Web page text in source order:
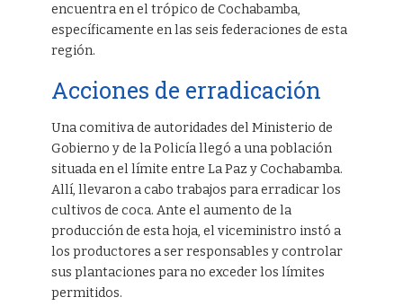
encuentra en el trópico de Cochabamba,
específicamente en las seis federaciones de esta
región.
Acciones de erradicación
Una comitiva de autoridades del Ministerio de
Gobierno y de la Policía llegó a una población
situada en el límite entre La Paz y Cochabamba.
Allí, llevaron a cabo trabajos para erradicar los
cultivos de coca. Ante el aumento de la
producción de esta hoja, el viceministro instó a
los productores a ser responsables y controlar
sus plantaciones para no exceder los límites
permitidos.